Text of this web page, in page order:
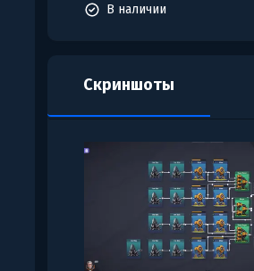
В наличии
Скриншоты